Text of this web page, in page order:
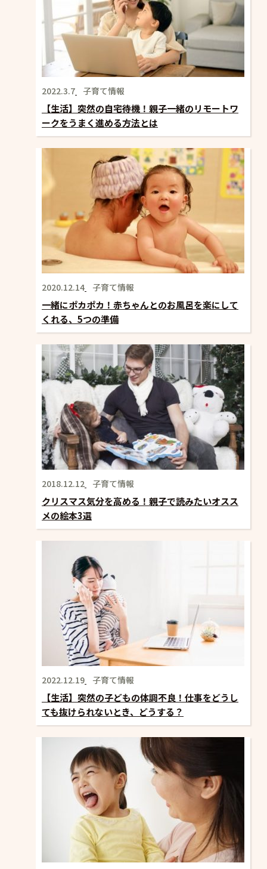
2022.3.7 子育て情報
【生活】突然の自宅待機！親子一緒のリモートワ
ークをうまく進める方法とは
2020.12.14 子育て情報
一緒にポカポカ！赤ちゃんとのお風呂を楽にして
くれる、5つの準備
2018.12.12 子育て情報
クリスマス気分を高める！親子で読みたいオスス
メの絵本3選
2022.12.19 子育て情報
【生活】突然の子どもの体調不良！仕事をどうし
ても抜けられないとき、どうする？